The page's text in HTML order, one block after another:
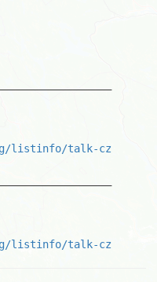
listinfo/talk-cz
listinfo/talk-cz